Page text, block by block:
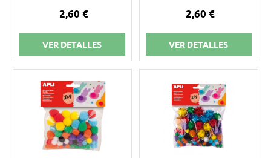
2,60 €
VER DETALLES
2,60 €
VER DETALLES